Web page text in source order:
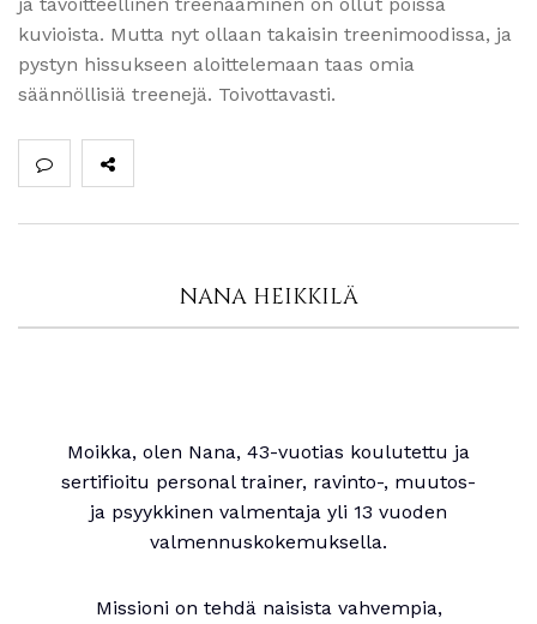
kuvioista. Mutta nyt ollaan takaisin treenimoodissa, ja
pystyn hissukseen aloittelemaan taas omia
säännöllisiä treenejä. Toivottavasti.
NANA HEIKKILÄ
Moikka, olen Nana, 43-vuotias koulutettu ja
sertifioitu personal trainer, ravinto-, muutos-
ja psyykkinen valmentaja yli 13 vuoden
valmennuskokemuksella.
Missioni on tehdä naisista vahvempia,